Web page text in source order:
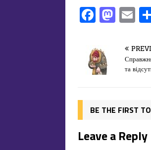
F
a
c
e
b
o
M
a
st
o
d
n
E
m
ai
l
та
BE THE FIRST
Leave a Reply